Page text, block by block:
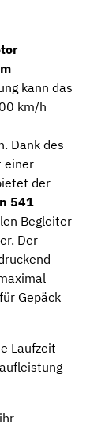
kann das
km/h
Dank des
einer
der
541
Begleiter
Der
Gepäck
Laufzeit